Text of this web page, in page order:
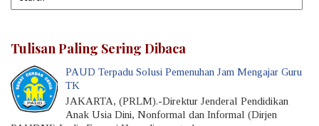
Tulisan Paling Sering Dibaca
PAUD Terpadu Solusi Pemenuhan Jam Mengajar Guru
TK
JAKARTA, (PRLM).-Direktur Jenderal Pendidikan
Anak Usia Dini, Nonformal dan Informal (Dirjen